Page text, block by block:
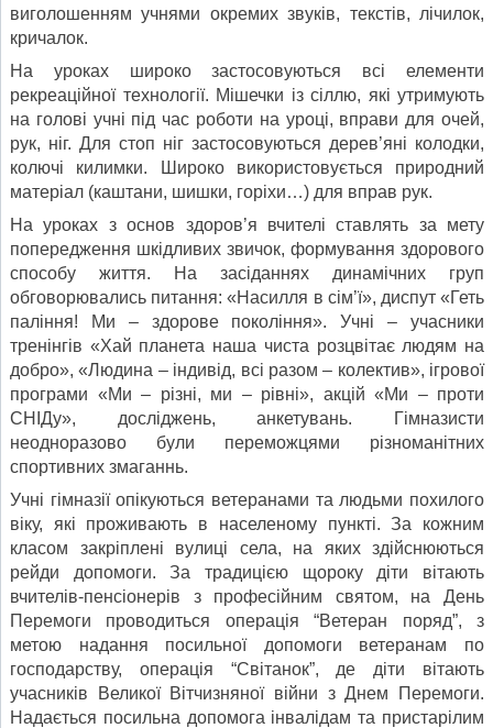
виголошенням учнями окремих звуків, текстів, лічилок,
кричалок.
На уроках широко застосовуються всі елементи
рекреаційної технології. Мішечки із сіллю, які утримують
на голові учні під час роботи на уроці, вправи для очей,
рук, ніг. Для стоп ніг застосовуються дерев’яні колодки,
колючі килимки. Широко використовується природний
матеріал (каштани, шишки, горіхи…) для вправ рук.
На уроках з основ здоров’я вчителі ставлять за мету
попередження шкідливих звичок, формування здорового
способу життя. На засіданнях динамічних груп
обговорювались питання: «Насилля в сім’ї», диспут «Геть
паління! Ми – здорове покоління». Учні – учасники
тренінгів «Хай планета наша чиста розцвітає людям на
добро», «Людина – індивід, всі разом – колектив», ігрової
програми «Ми – різні, ми – рівні», акцій «Ми – проти
СНІДу», досліджень, анкетувань. Гімназисти
неодноразово були переможцями різноманітних
спортивних змаганнь.
Учні гімназії опікуються ветеранами та людьми похилого
віку, які проживають в населеному пункті. За кожним
класом закріплені вулиці села, на яких здійснюються
рейди допомоги. За традицією щороку діти вітають
вчителів-пенсіонерів з професійним святом, на День
Перемоги проводиться операція “Ветеран поряд”, з
метою надання посильної допомоги ветеранам по
господарству, операція “Світанок”, де діти вітають
учасників Великої Вітчизняної війни з Днем Перемоги.
Надається посильна допомога інвалідам та пристарілим